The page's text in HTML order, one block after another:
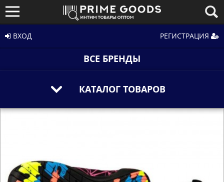
ВХОД РЕГИСТРАЦИЯ
ВСЕ БРЕНДЫ
КАТАЛОГ ТОВАРОВ